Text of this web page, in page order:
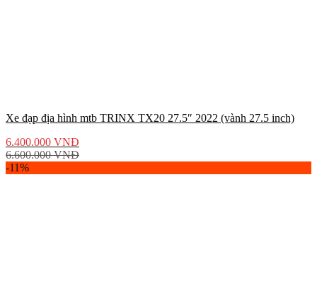
Xe đạp địa hình mtb TRINX TX20 27.5″ 2022 (vành 27.5 inch)
6.400.000 VNĐ
6.600.000VNĐ
-11%